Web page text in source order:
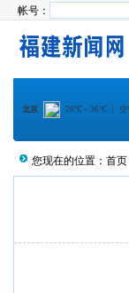
帐号：
您现在的位置： 首页